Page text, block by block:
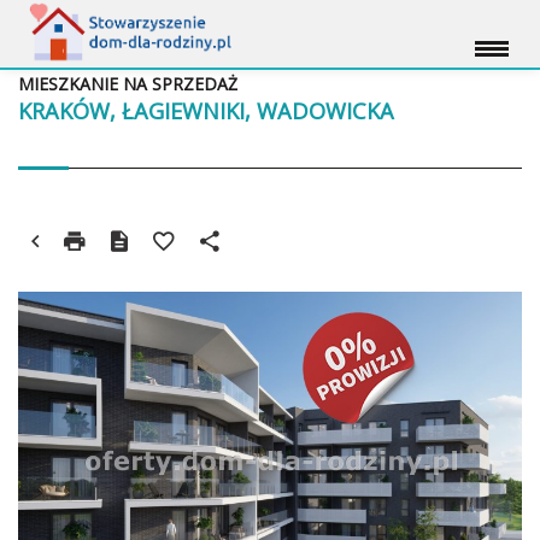
KRAKÓW, ŁAGIEWNIKI, WADOWICKA
MIESZKANIE NA SPRZEDAŻ